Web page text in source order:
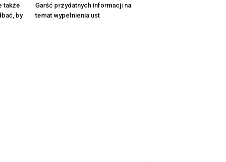
także
by
Garść przydatnych informacji na
temat wypełnienia ust